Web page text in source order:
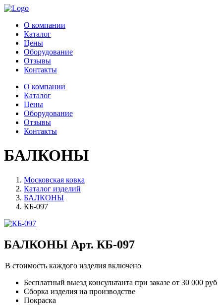
О компании
Каталог
Цены
Оборудование
Отзывы
Контакты
О компании
Каталог
Цены
Оборудование
Отзывы
Контакты
БАЛКОНЫ
Московская ковка
Каталог изделий
БАЛКОНЫ
КБ-097
БАЛКОНЫ Арт. КБ-097
В стоимость каждого изделия включено
Бесплатный выезд консультанта при заказе от 30 000 руб
Сборка изделия на производстве
Покраска